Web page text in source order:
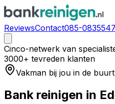
ReviewsContact085-0835547
Cinco-netwerk van
3000+ tevreden klanten
Vakman bij jou in de buurt
Bank reinigen in